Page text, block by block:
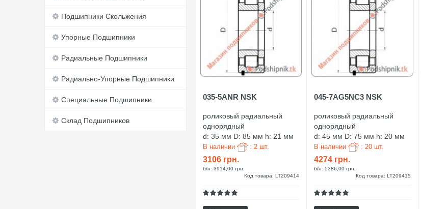
Подшипники Скольжения
Упорные Подшипники
Радиальные Подшипники
Радиально-Упорные Подшипники
Специальные Подшипники
Склад Подшипников
035-5ANR NSK
роликовый радиальный
однорядный
d: 35 мм D: 85 мм h: 21 мм
В наличии : 2 шт.
3106 грн.
б/н: 3914,00 грн.
Код товара: LT209414
045-7AG5NC3 NSK
роликовый радиальный
однорядный
d: 45 мм D: 75 мм h: 20 мм
В наличии : 20 шт.
4274 грн.
б/н: 5386,00 грн.
Код товара: LT209415